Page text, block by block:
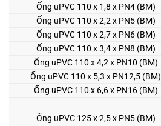
Ống uPVC 110 x 1,8 x PN4 (BM)
Ống uPVC 110 x 2,2 x PN5 (BM)
Ống uPVC 110 x 2,7 x PN6 (BM)
Ống uPVC 110 x 3,4 x PN8 (BM)
Ống uPVC 110 x 4,2 x PN10 (BM)
Ống uPVC 110 x 5,3 x PN12,5 (BM)
Ống uPVC 110 x 6,6 x PN16 (BM)
Ống uPVC 125 x 2,5 x PN5 (BM)